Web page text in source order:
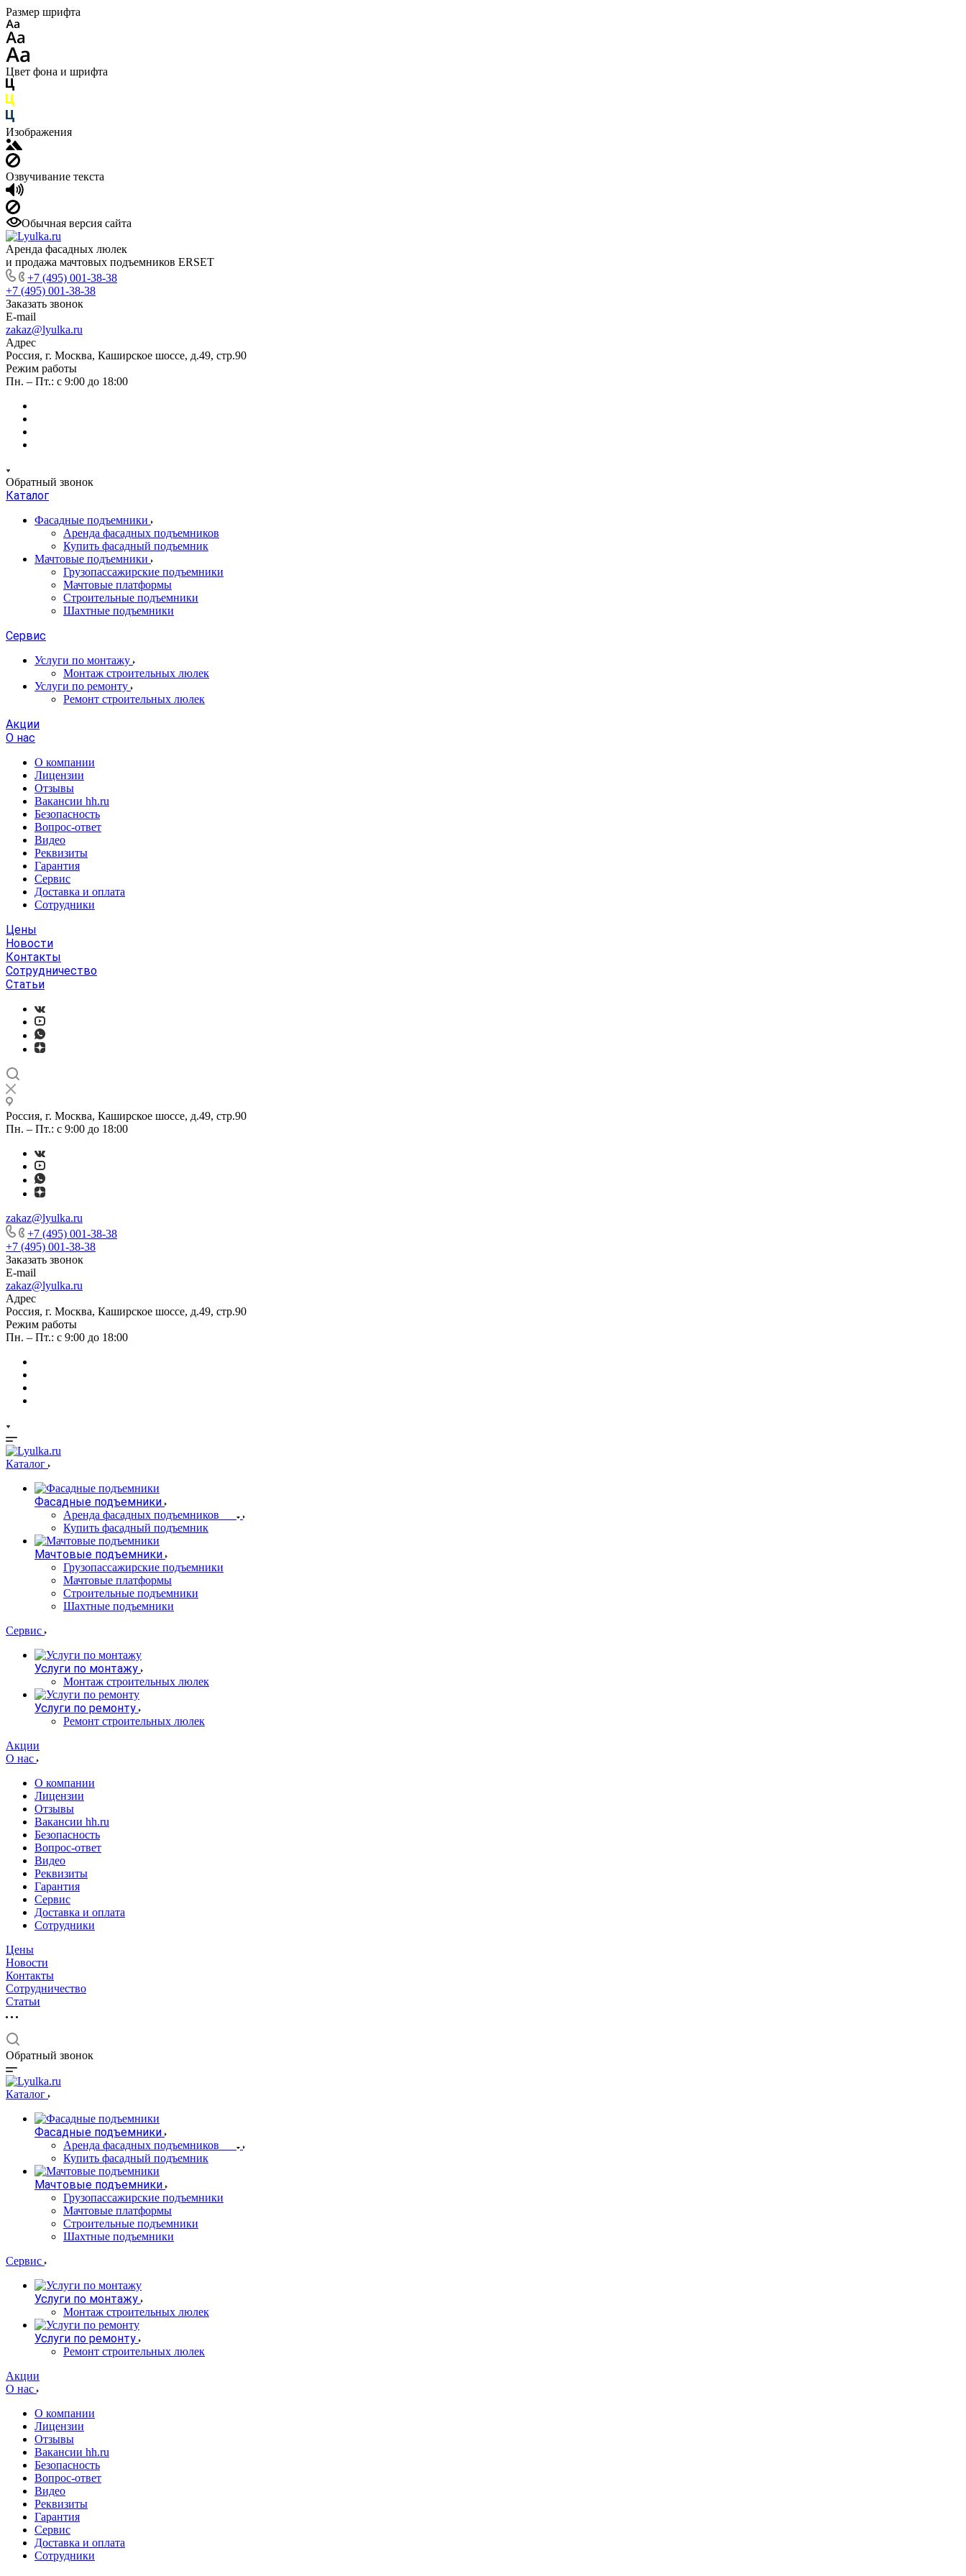
Размер шрифта
Цвет фона и шрифта
Изображения
Озвучивание текста
Обычная версия сайта
Аренда фасадных люлек
и продажа мачтовых подъемников ERSET
+7 (495) 001-38-38
+7 (495) 001-38-38
Заказать звонок
E-mail
zakaz@lyulka.ru
Адрес
Россия, г. Москва, Каширское шоссе, д.49, стр.90
Режим работы
Пн. – Пт.: с 9:00 до 18:00
Обратный звонок
Каталог
Фасадные подъемники
Аренда фасадных подъемников
Купить фасадный подъемник
Мачтовые подъемники
Грузопассажирские подъемники
Мачтовые платформы
Строительные подъемники
Шахтные подъемники
Сервис
Услуги по монтажу
Монтаж строительных люлек
Услуги по ремонту
Ремонт строительных люлек
Акции
О нас
О компании
Лицензии
Отзывы
Вакансии hh.ru
Безопасность
Вопрос-ответ
Видео
Реквизиты
Гарантия
Сервис
Доставка и оплата
Сотрудники
Цены
Новости
Контакты
Сотрудничество
Статьи
Россия, г. Москва, Каширское шоссе, д.49, стр.90
Пн. – Пт.: с 9:00 до 18:00
zakaz@lyulka.ru
+7 (495) 001-38-38
+7 (495) 001-38-38
Заказать звонок
E-mail
zakaz@lyulka.ru
Адрес
Россия, г. Москва, Каширское шоссе, д.49, стр.90
Режим работы
Пн. – Пт.: с 9:00 до 18:00
Каталог
Фасадные подъемники
Аренда фасадных подъемников
Купить фасадный подъемник
Мачтовые подъемники
Грузопассажирские подъемники
Мачтовые платформы
Строительные подъемники
Шахтные подъемники
Сервис
Услуги по монтажу
Монтаж строительных люлек
Услуги по ремонту
Ремонт строительных люлек
Акции
О нас
О компании
Лицензии
Отзывы
Вакансии hh.ru
Безопасность
Вопрос-ответ
Видео
Реквизиты
Гарантия
Сервис
Доставка и оплата
Сотрудники
Цены
Новости
Контакты
Сотрудничество
Статьи
Обратный звонок
Каталог
Фасадные подъемники
Аренда фасадных подъемников
Купить фасадный подъемник
Мачтовые подъемники
Грузопассажирские подъемники
Мачтовые платформы
Строительные подъемники
Шахтные подъемники
Сервис
Услуги по монтажу
Монтаж строительных люлек
Услуги по ремонту
Ремонт строительных люлек
Акции
О нас
О компании
Лицензии
Отзывы
Вакансии hh.ru
Безопасность
Вопрос-ответ
Видео
Реквизиты
Гарантия
Сервис
Доставка и оплата
Сотрудники